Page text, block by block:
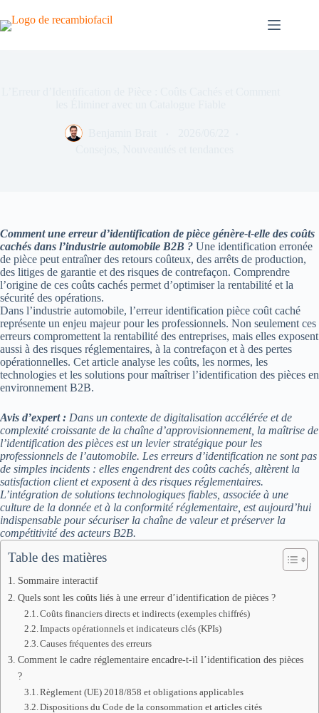
to
content
Comment une erreur d’identification de pièce génère-t-elle des coûts
cachés dans l’industrie automobile B2B ? Une identification erronée
de pièce peut entraîner des retours coûteux, des arrêts de production,
des litiges de garantie et des risques de contrefaçon. Comprendre
l’origine de ces coûts cachés permet d’optimiser la rentabilité et la
sécurité des opérations.
Dans l’industrie automobile, l’erreur identification pièce coût caché
représente un enjeu majeur pour les professionnels. Non seulement ces
erreurs compromettent la rentabilité des entreprises, mais elles exposent
aussi à des risques réglementaires, à la contrefaçon et à des pertes
opérationnelles. Cet article analyse les coûts, les normes, les
technologies et les solutions pour maîtriser l’identification des pièces en
environnement B2B.
Avis d’expert : Dans un contexte de digitalisation accélérée et de
complexité croissante de la chaîne d’approvisionnement, la maîtrise de
l’identification des pièces est un levier stratégique pour les
professionnels de l’automobile. Les erreurs d’identification ne sont pas
de simples incidents : elles engendrent des coûts cachés, altèrent la
satisfaction client et exposent à des risques réglementaires.
L’intégration de solutions technologiques fiables, associée à une
culture de la donnée et à la conformité réglementaire, est aujourd’hui
indispensable pour sécuriser la chaîne de valeur et préserver la
compétitivité des acteurs B2B.
Table des matières
Sommaire interactif
Quels sont les coûts liés à une erreur d’identification de pièces ?
Coûts financiers directs et indirects (exemples chiffrés)
Impacts opérationnels et indicateurs clés (KPIs)
Causes fréquentes des erreurs
Comment le cadre réglementaire encadre-t-il l’identification des pièces
?
Règlement (UE) 2018/858 et obligations applicables
Dispositions du Code de la consommation et articles cités